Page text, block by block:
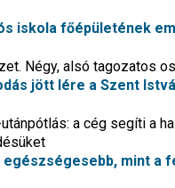
iskola főépületének
Négy, alsó tagozatos
jött lére a Szent
a cég segíti a
mint a